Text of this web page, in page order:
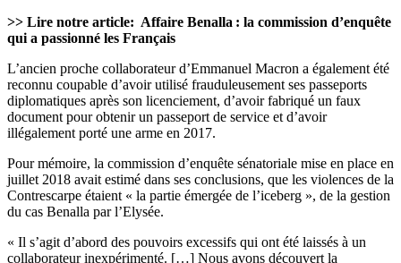
>> Lire notre article: Affaire Benalla : la commission d’enquête
qui a passionné les Français
L’ancien proche collaborateur d’Emmanuel Macron a également été
reconnu coupable d’avoir utilisé frauduleusement ses passeports
diplomatiques après son licenciement, d’avoir fabriqué un faux
document pour obtenir un passeport de service et d’avoir
illégalement porté une arme en 2017.
Pour mémoire, la commission d’enquête sénatoriale mise en place en
juillet 2018 avait estimé dans ses conclusions, que les violences de la
Contrescarpe étaient « la partie émergée de l’iceberg », de la gestion
du cas Benalla par l’Elysée.
« Il s’agit d’abord des pouvoirs excessifs qui ont été laissés à un
collaborateur inexpérimenté. […] Nous avons découvert la